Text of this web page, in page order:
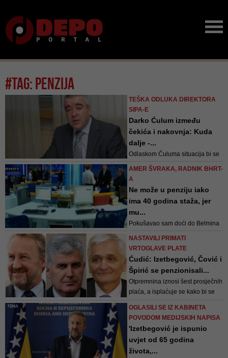
#tag: penzija
TEŠKA ODLUKA DIREKTORA
SIPA-E
Darko Ćulum između
čekića i nakovnja: Kuda
dalje -...
Odlaskom Ćuluma situacija bi se
dodatno zakomplikovala, s
a nakon bijega Zorana Galića u
Hrvatsku
AMER ŠVRAKA, RADNIK BHRT-
A
Ne može u penziju iako
ima 40 godina staža, jer
mu...
Pokušavao sam doći do Belmina
najavljivao se, ali nikada me nije
primio da sasluša moj problem.
Više mjeseci nemam prihoda -
ispričao je Švraka
NASTAVILI PRIMATI
VRTOGLAVE PLATE
Ćudić: Izetbegović, Čović i
Špirić se penzionisali...
Otpremnina iznosi šest prosječnih
plaća, a isplaćuje se kako bi se
OGLASILI SE IZ KABINETA
POVODOM MEDIJSKIH NAPISA
'Izetbegović je ispunio
uvjet od 65 godina
života,...